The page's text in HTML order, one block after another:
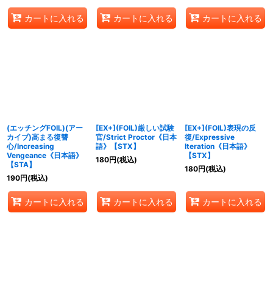
カートに入れる カートに入れる カートに入れる
(エッチングFOIL)(アー
カイブ)高まる復讐
心/Increasing
Vengeance《日本語》
【STA】
190円(税込)
カートに入れる
[EX+](FOIL)厳しい試験
官/Strict Proctor《日本
語》【STX】
180円(税込)
カートに入れる
[EX+](FOIL)表現の反
復/Expressive
Iteration《日本語》
【STX】
180円(税込)
カートに入れる